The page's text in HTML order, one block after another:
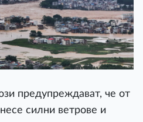
предупреждават, че от
силни ветрове и